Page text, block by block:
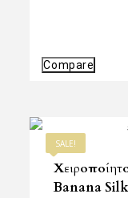
Compare
SALE!
Banana Silk